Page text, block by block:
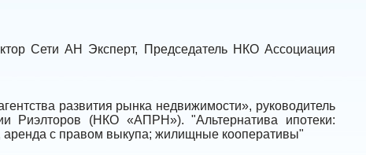
Сети АН Эксперт, Председатель НКО Ассоциация
развития рынка недвижимости», руководитель
Риэлторов (НКО «АПРН»)."Альтернатива ипотеки:
аренда с правом выкупа; жилищные кооперативы"